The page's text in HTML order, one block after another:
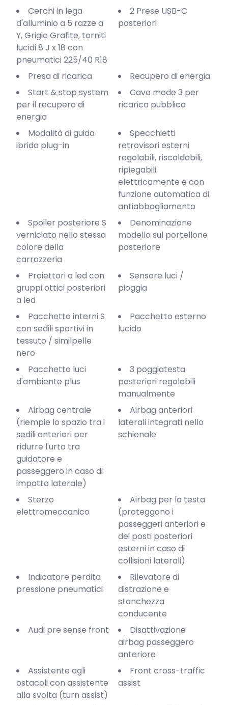
Cerchi in lega
d'alluminio a 5 razze a
Y, Grigio Grafite, torniti
lucidi 8 J x 18 con
pneumatici 225/40 R18
2 Prese USB-C
posteriori
Presa di ricarica
Recupero di energia
Start & stop system
per il recupero di
energia
Cavo mode 3 per
ricarica pubblica
Modalità di guida
ibrida plug-in
Specchietti
retrovisori esterni
regolabili, riscaldabili,
ripiegabili
elettricamente e con
funzione automatica di
antiabbagliamento
Spoiler posteriore S
verniciato nello stesso
colore della
carrozzeria
Denominazione
modello sul portellone
posteriore
Proiettori a led con
gruppi ottici posteriori
a led
Sensore luci /
pioggia
Pacchetto interni S
con sedili sportivi in
tessuto / similpelle
nero
Pacchetto esterno
lucido
Pacchetto luci
d'ambiente plus
3 poggiatesta
posteriori regolabili
manualmente
Airbag centrale
(riempie lo spazio tra i
sedili anteriori per
ridurre l'urto tra
guidatore e
passeggero in caso di
impatto laterale)
Airbag anteriori
laterali integrati nello
schienale
Sterzo
elettromeccanico
Airbag per la testa
(proteggono i
passeggeri anteriori e
dei posti posteriori
esterni in caso di
collisioni laterali)
Indicatore perdita
pressione pneumatici
Rilevatore di
distrazione e
stanchezza
conducente
Audi pre sense front
Disattivazione
airbag passeggero
anteriore
Assistente agli
ostacoli con assistente
alla svolta (turn assist)
Front cross-traffic
assist